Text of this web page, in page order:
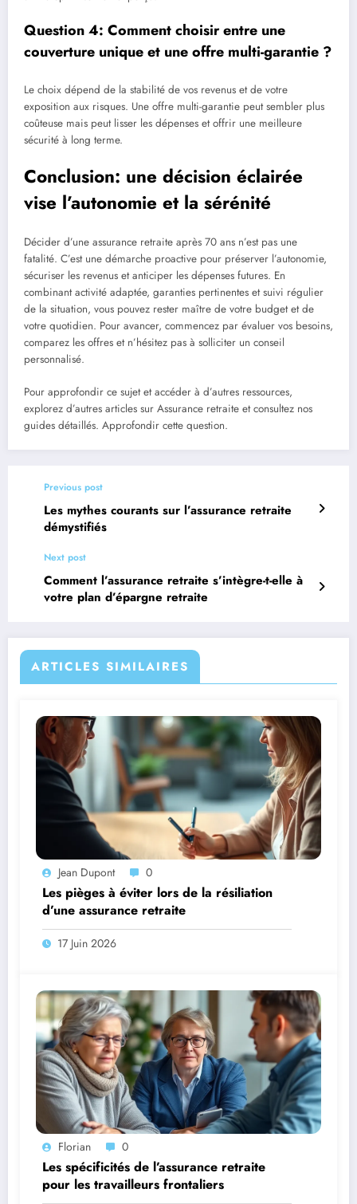
Question 4: Comment choisir entre une
couverture unique et une offre multi-garantie ?
Le choix dépend de la stabilité de vos revenus et de votre
exposition aux risques. Une offre multi-garantie peut sembler plus
coûteuse mais peut lisser les dépenses et offrir une meilleure
sécurité à long terme.
Conclusion: une décision éclairée
vise l’autonomie et la sérénité
Décider d’une assurance retraite après 70 ans n’est pas une
fatalité. C’est une démarche proactive pour préserver l’autonomie,
sécuriser les revenus et anticiper les dépenses futures. En
combinant activité adaptée, garanties pertinentes et suivi régulier
de la situation, vous pouvez rester maître de votre budget et de
votre quotidien. Pour avancer, commencez par évaluer vos besoins,
comparez les offres et n’hésitez pas à solliciter un conseil
personnalisé.
Pour approfondir ce sujet et accéder à d’autres ressources,
explorez d’autres articles sur Assurance retraite et consultez nos
guides détaillés. Approfondir cette question.
Previous post
Les mythes courants sur l’assurance retraite
démystifiés
Next post
Comment l’assurance retraite s’intègre-t-elle à
votre plan d’épargne retraite
ARTICLES SIMILAIRES
Jean Dupont 0
Les pièges à éviter lors de la résiliation
d’une assurance retraite
17 Juin 2026
Florian 0
Les spécificités de l’assurance retraite
pour les travailleurs frontaliers